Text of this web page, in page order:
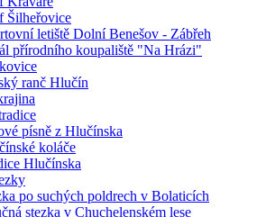
Šilheřovice
letiště Dolní Benešov - Zábřeh
přírodního koupaliště "Na Hrázi"
ranč Hlučín
písně z Hlučínska
koláče
Hlučínska
po suchých poldrech v Bolaticích
stezka v Chuchelenském lese